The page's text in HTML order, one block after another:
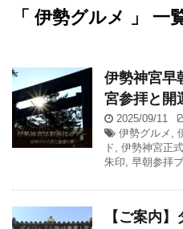
「 伊勢グルメ 」 一
伊勢神宮早
宮参拝と開
2025/09/11
伊勢グルメ ,
ド, 伊勢神宮正
朱印, 早朝参拝
【ご案内